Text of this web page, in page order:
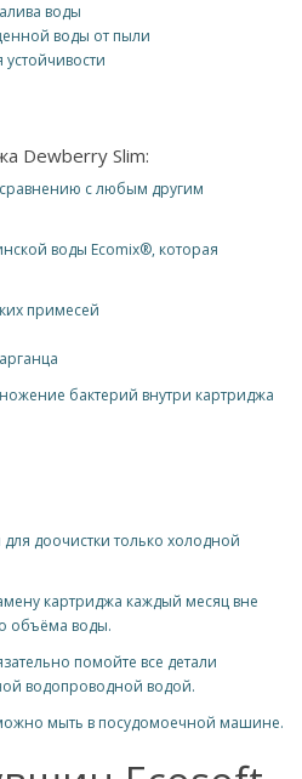
воды
воды от пыли
Dewberry Slim:
с любым другим
воды Ecomix®, которая
примесей
бактерий внутри картриджа
доочистки только холодной
картриджа каждый месяц вне
объёма воды.
помойте все детали
водопроводной водой.
мыть в посудомоечной машине.